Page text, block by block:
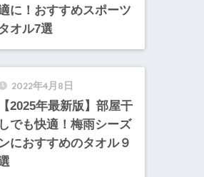
に！おすすめスポーツ
タオル7選
2022年4月8日
【2025年最新版】部屋干
しでも快適！梅雨シーズ
ンにおすすめのタオル９